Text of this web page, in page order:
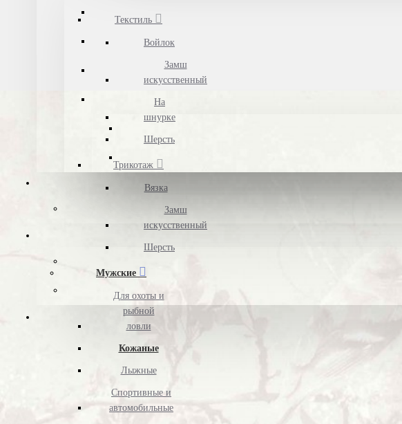
Текстиль
Войлок
Замш
искусственный
На
шнурке
Шерсть
Трикотаж
Вязка
Замш
искусственный
Шерсть
Мужские
Для охоты и
рыбной
ловли
Кожаные
Лыжные
Спортивные и
автомобильные